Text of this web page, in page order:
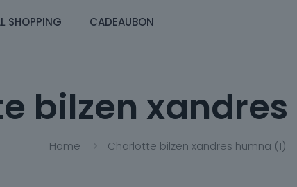
SHOPPING CADEAUBON
bilzen xandres
Home Charlotte bilzen xandres humna (1)